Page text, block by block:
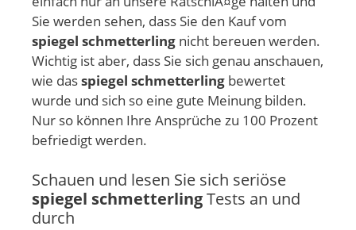
Sie werden sehen, dass Sie den Kauf vom
spiegel schmetterling nicht bereuen werden.
Wichtig ist aber, dass Sie sich genau anschauen,
wie dasspiegel schmetterling bewertet
wurde und sich so eine gute Meinung bilden.
Nur so können Ihre Ansprüche zu 100 Prozent
befriedigt werden.
Schauen und lesen Sie sich seriöse
spiegel schmetterlingTests an und
durch